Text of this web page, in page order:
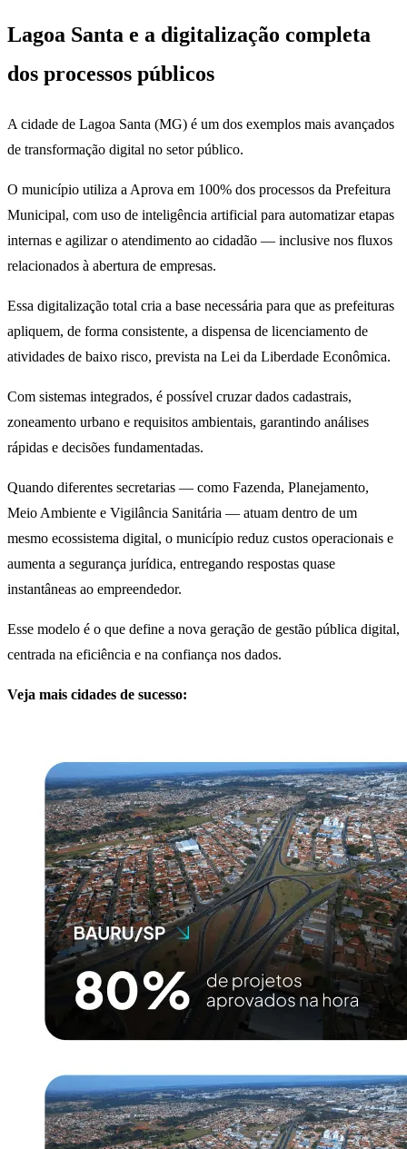
Lagoa Santa e a digitalização completa
dos processos públicos
A cidade de Lagoa Santa (MG) é um dos exemplos mais avançados
de transformação digital no setor público.
O município utiliza a Aprova em 100% dos processos da Prefeitura
Municipal, com uso de inteligência artificial para automatizar etapas
internas e agilizar o atendimento ao cidadão — inclusive nos fluxos
relacionados à abertura de empresas.
Essa digitalização total cria a base necessária para que as prefeituras
apliquem, de forma consistente, a dispensa de licenciamento de
atividades de baixo risco, prevista na Lei da Liberdade Econômica.
Com sistemas integrados, é possível cruzar dados cadastrais,
zoneamento urbano e requisitos ambientais, garantindo análises
rápidas e decisões fundamentadas.
Quando diferentes secretarias — como Fazenda, Planejamento,
Meio Ambiente e Vigilância Sanitária — atuam dentro de um
mesmo ecossistema digital, o município reduz custos operacionais e
aumenta a segurança jurídica, entregando respostas quase
instantâneas ao empreendedor.
Esse modelo é o que define a nova geração de gestão pública digital,
centrada na eficiência e na confiança nos dados.
Veja mais cidades de sucesso: